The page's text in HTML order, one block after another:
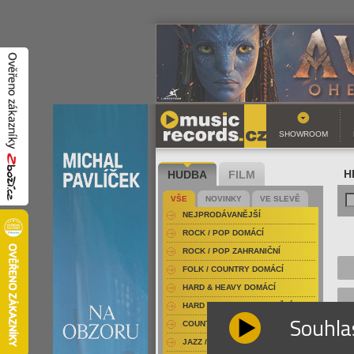
SHOWROOM
HUDBA FILM
VŠE NOVINKY
VE SLEVĚ
NEJPRODÁVANĚJŠÍ
ROCK / POP DOMÁCÍ
ROCK / POP ZAHRANIČNÍ
FOLK / COUNTRY DOMÁCÍ
HARD & HEAVY DOMÁCÍ
HARD & HEAVY ZAHRANIČNÍ
COUNTRY
JAZZ / BLUES